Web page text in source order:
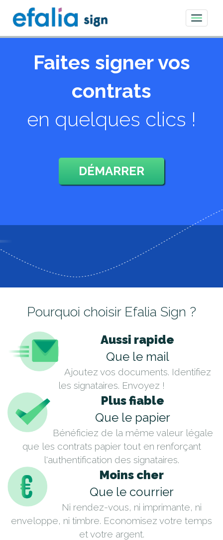
Toggle
Faites signer vos
contrats
en quelques clics !
DÉMARRER
Pourquoi choisir Efalia Sign ?
Aussi rapide
Que le mail
Ajoutez vos documents. Identifiez
les signataires. Envoyez !
Plus fiable
Que le papier
Bénéficiez de la même valeur légale
que les contrats papier tout en renforçant
l'authentification des signataires.
Moins cher
Que le courrier
Ni rendez-vous, ni imprimante, ni
enveloppe, ni timbre. Economisez votre temps
et votre argent.